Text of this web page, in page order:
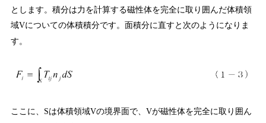
とします。積分は力を計算する磁性体を完全に取り囲んだ体積領
域Vについての体積積分です。面積分に直すと次のようになりま
す。
ここに、 Sは体積領域Vの境界面で、 Vが磁性体を完全に取り囲ん